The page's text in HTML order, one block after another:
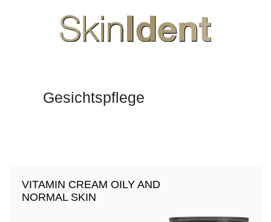
Gesichtspflege
VITAMIN CREAM OILY AND
NORMAL SKIN